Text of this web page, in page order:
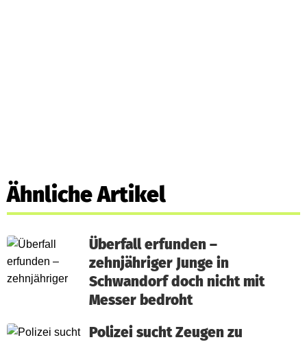
Ähnliche Artikel
Überfall erfunden –
zehnjähriger Junge in
Schwandorf doch nicht mit
Messer bedroht
Polizei sucht Zeugen zu